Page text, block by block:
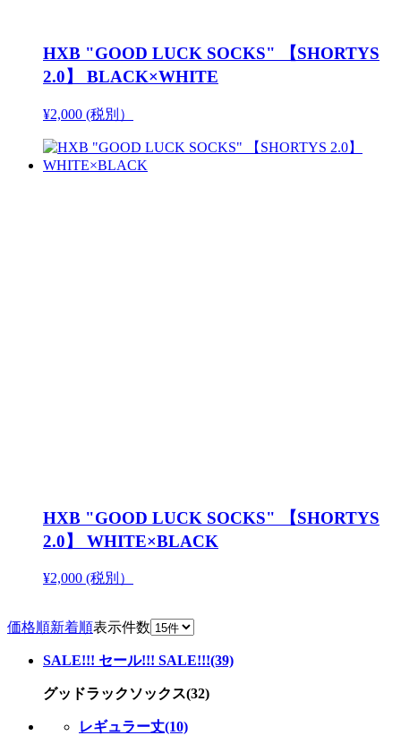
HXB "GOOD LUCK SOCKS" 【SHORTYS
2.0】 BLACK×WHITE
¥2,000 (税別）
HXB "GOOD LUCK SOCKS" 【SHORTYS
2.0】 WHITE×BLACK
¥2,000 (税別）
価格順新着順表示件数
SALE!!! セール!!! SALE!!!(39)
グッドラックソックス(32)
レギュラー丈(10)